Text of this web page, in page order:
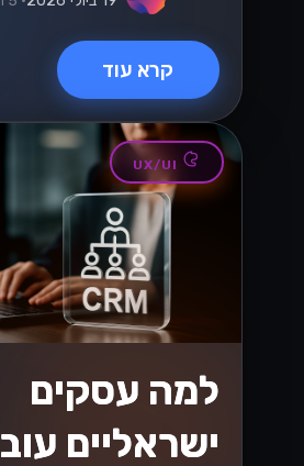
קרא עוד
טכנולוגיה
ניווט בשינויים